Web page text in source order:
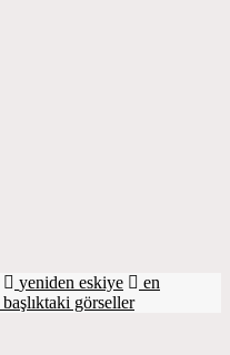
yeniden eskiye
en
başlıktaki görseller